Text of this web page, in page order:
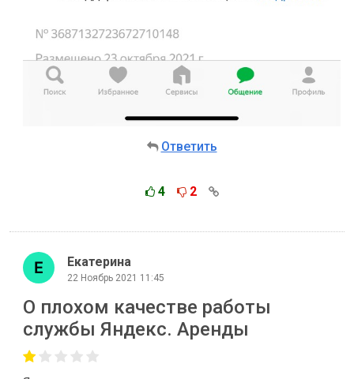
Ответить
4 2
Екатерина
22 Ноябрь 2021 11:45
О плохом качестве работы
службы Яндекс. Аренды